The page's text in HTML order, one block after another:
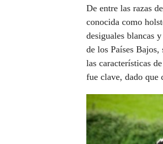
De entre las razas
conocida como
desiguales blancas
de los Países Bajos,
las características
fue clave, dado que